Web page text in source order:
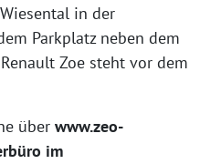
in der
Parkplatz neben dem
Zoe steht vor dem
über www.zeo-
im